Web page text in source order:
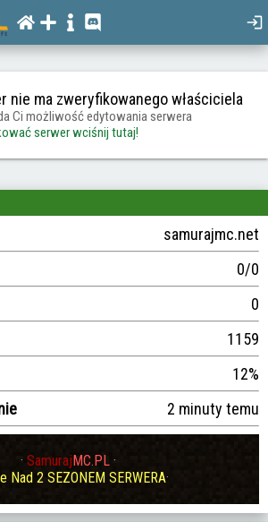
nie ma zweryfikowanego właściciela
Ci możliwość edytowania serwera
serwer wciśnij tutaj!
samurajmc.net
0/0
0
1159
12%
2 minuty temu
· SamurajMC.PL ·
Nad 2 SEZONEM SERWERA·